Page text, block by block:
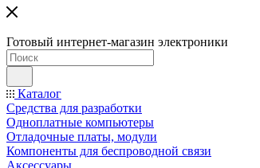
Готовый интернет-магазин электроники
Каталог
Средства для разработки
Одноплатные компьютеры
Отладочные платы, модули
Компоненты для беспроводной связи
Аксессуары